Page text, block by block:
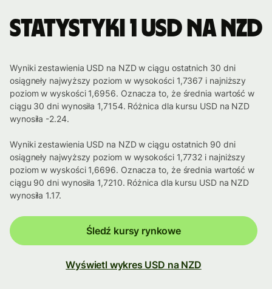
Statystyki 1 USD na NZD
Wyniki zestawienia USD na NZD w ciągu ostatnich 30 dni
osiągneły najwyższy poziom w wysokości 1,7367 i najniższy
poziom w wyskości 1,6956. Oznacza to, że średnia wartość w
ciągu 30 dni wynosiła 1,7154. Różnica dla kursu USD na NZD
wynosiła -2.24.
Wyniki zestawienia USD na NZD w ciągu ostatnich 90 dni
osiągneły najwyższy poziom w wysokości 1,7732 i najniższy
poziom w wyskości 1,6696. Oznacza to, że średnia wartość w
ciągu 90 dni wynosiła 1,7210. Różnica dla kursu USD na NZD
wynosiła 1.17.
Śledź kursy rynkowe
Wyświetl wykres USD na NZD